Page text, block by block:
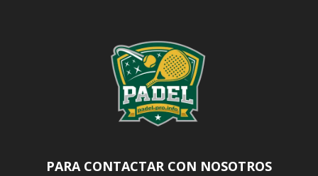
PARA CONTACTAR CON NOSOTROS